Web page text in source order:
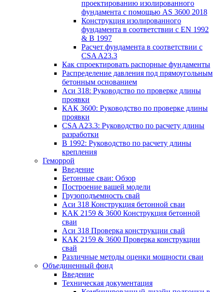
проектированию изолированного
фундамента с помощью AS 3600 2018
Конструкция изолированного
фундамента в соответствии с EN 1992
& В 1997
Расчет фундамента в соответствии с
CSA A23.3
Как спроектировать распорные фундаменты
Распределение давления под прямоугольным
бетонным основанием
Аси 318: Руководство по проверке длины
проявки
КАК 3600: Руководство по проверке длины
проявки
CSA A23.3: Руководство по расчету длины
разработки
В 1992: Руководство по расчету длины
крепления
Геморрой
Введение
Бетонные сваи: Обзор
Построение вашей модели
Грузоподъемность свай
Аси 318 Конструкция бетонной сваи
КАК 2159 & 3600 Конструкция бетонной
сваи
Аси 318 Проверка конструкции свай
КАК 2159 & 3600 Проверка конструкции
свай
Различные методы оценки мощности сваи
Объединенный фонд
Введение
Техническая документация